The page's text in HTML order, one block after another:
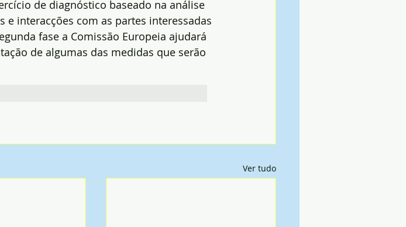
de diagnóstico baseado na análise
e interacções com as partes interessadas
fase a Comissão Europeia ajudará
de algumas das medidas que serão
Ver tudo